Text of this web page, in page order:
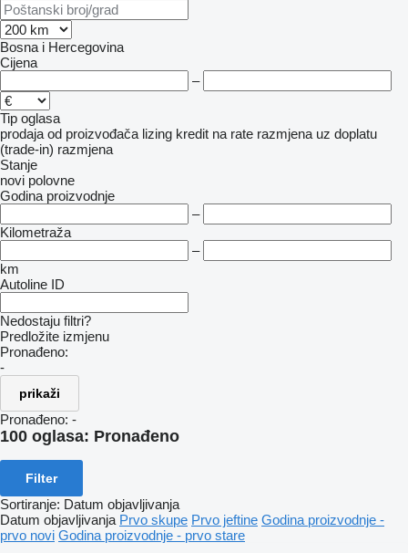
Bosna i Hercegovina
Cijena
–
Tip oglasa
prodaja od proizvođača lizing kredit na rate razmjena uz doplatu
(trade-in) razmjena
Stanje
novi polovne
Godina proizvodnje
–
Kilometraža
–
km
Autoline ID
Nedostaju filtri?
Predložite izmjenu
Pronađeno:
-
prikaži
Pronađeno: -
100 oglasa: Pronađeno
Filter
Sortiranje: Datum objavljivanja
Datum objavljivanja Prvo skupe Prvo jeftine Godina proizvodnje -
prvo novi Godina proizvodnje - prvo stare